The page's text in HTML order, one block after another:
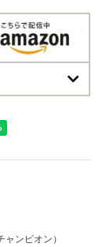
ンピオン）